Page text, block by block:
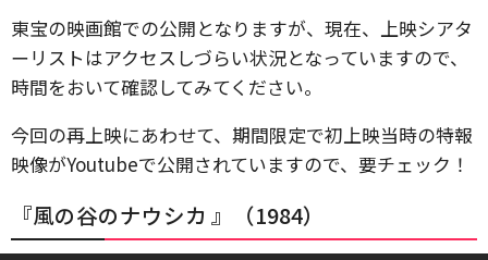
東宝の映画館での公開となりますが、現在、上映シアタ
ーリストはアクセスしづらい状況となっていますので、
時間をおいて確認してみてください。
今回の再上映にあわせて、期間限定で初上映当時の特報
映像がYoutubeで公開されていますので、要チェック！
『風の谷のナウシカ 』（1984）